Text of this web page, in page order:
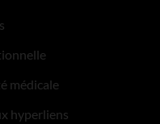
médicale
hyperliens